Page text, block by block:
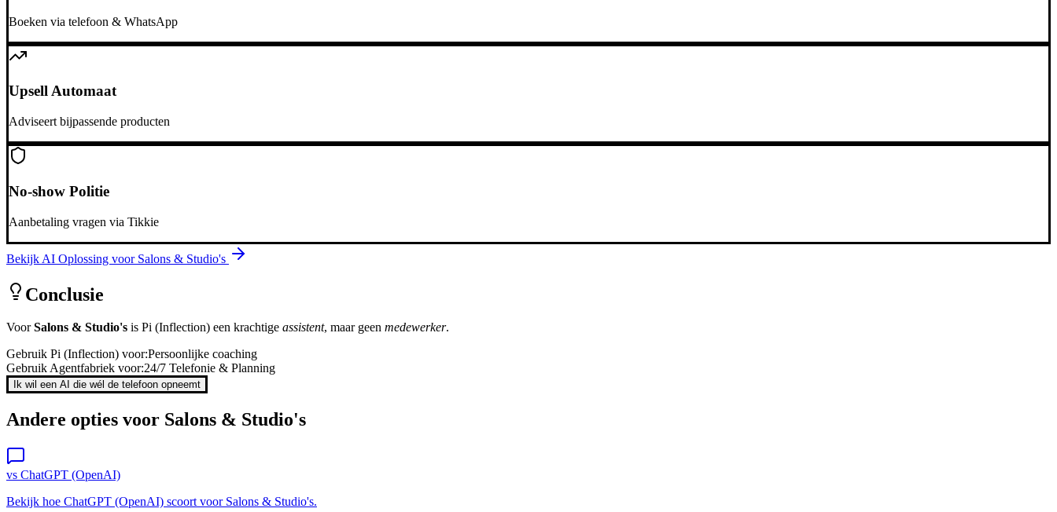
Boeken via telefoon & WhatsApp
Upsell Automaat
Adviseert bijpassende producten
No-show Politie
Aanbetaling vragen via Tikkie
Bekijk AI Oplossing voor Salons & Studio's
Conclusie
VoorSalons & Studio's is Pi (Inflection) een krachtige assistent, maar geen medewerker.
Gebruik Pi (Inflection) voor:Persoonlijke coaching
Gebruik Agentfabriek voor:24/7 Telefonie & Planning
Ik wil een AI die wél de telefoon opneemt
Andere opties voor Salons & Studio's
vs ChatGPT (OpenAI)
Bekijk hoe ChatGPT (OpenAI) scoort voor Salons & Studio's.